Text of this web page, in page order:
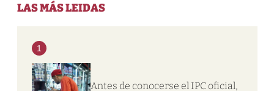
LAS MÁS LEIDAS
1
Antes de conocerse el IPC oficial,